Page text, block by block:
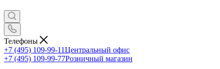
Телефоны
+7 (495) 109-99-11Центральный офис
+7 (495) 109-99-77Розничный магазин